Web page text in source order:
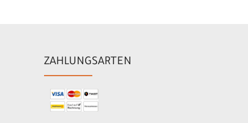
ZAHLUNGSARTEN